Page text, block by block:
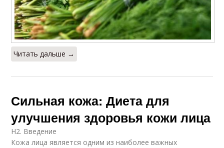
Читать дальше →
Сильная кожа: Диета для
улучшения здоровья кожи лица
H2. Введение
Кожа лица является одним из наиболее важных